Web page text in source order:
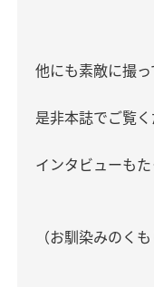
他にも素敵に撮っ
是非本誌でご覧く
インタビューもた
（お馴染みのく